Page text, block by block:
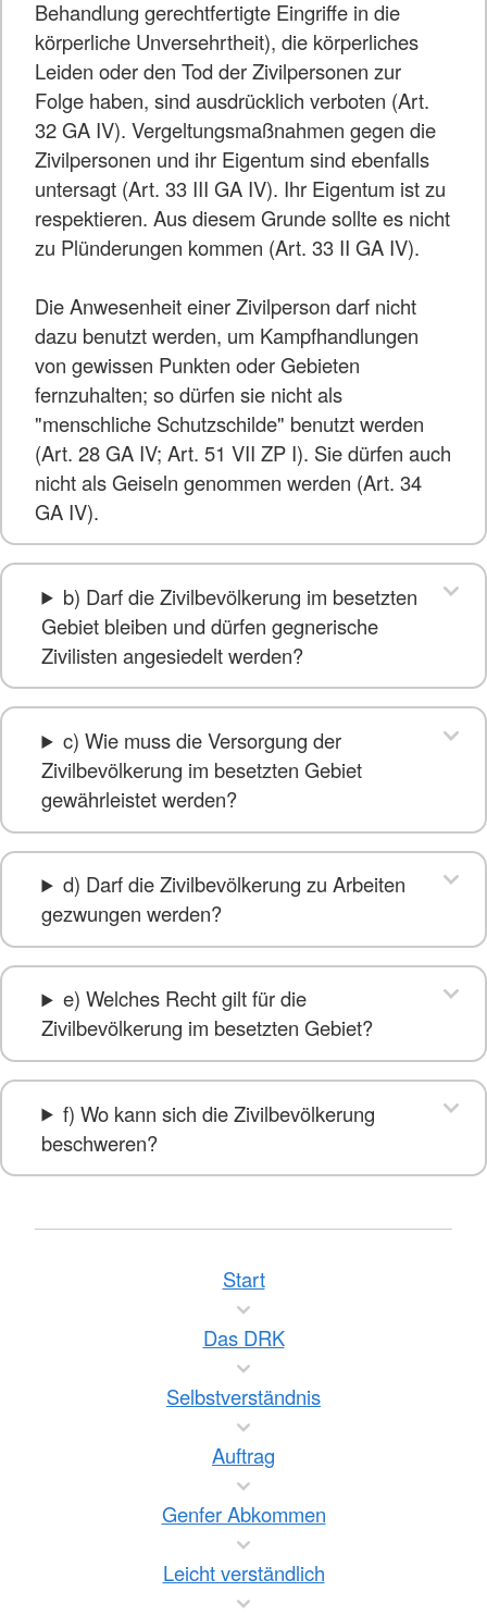
Behandlung gerechtfertigte Eingriffe in die
körperliche Unversehrtheit), die körperliches
Leiden oder den Tod der Zivilpersonen zur
Folge haben, sind ausdrücklich verboten (Art.
32 GA IV). Vergeltungsmaßnahmen gegen die
Zivilpersonen und ihr Eigentum sind ebenfalls
untersagt (Art. 33 III GA IV). Ihr Eigentum ist zu
respektieren. Aus diesem Grunde sollte es nicht
zu Plünderungen kommen (Art. 33 II GA IV).
Die Anwesenheit einer Zivilperson darf nicht
dazu benutzt werden, um Kampfhandlungen
von gewissen Punkten oder Gebieten
fernzuhalten; so dürfen sie nicht als
"menschliche Schutzschilde" benutzt werden
(Art. 28 GA IV; Art. 51 VII ZP I). Sie dürfen auch
nicht als Geiseln genommen werden (Art. 34
GA IV).
b) Darf die Zivilbevölkerung im besetzten
Gebiet bleiben und dürfen gegnerische
Zivilisten angesiedelt werden?
c) Wie muss die Versorgung der
Zivilbevölkerung im besetzten Gebiet
gewährleistet werden?
d) Darf die Zivilbevölkerung zu Arbeiten
gezwungen werden?
e) Welches Recht gilt für die
Zivilbevölkerung im besetzten Gebiet?
f) Wo kann sich die Zivilbevölkerung
beschweren?
Start
Das DRK
Selbstverständnis
Auftrag
Genfer Abkommen
Leicht verständlich